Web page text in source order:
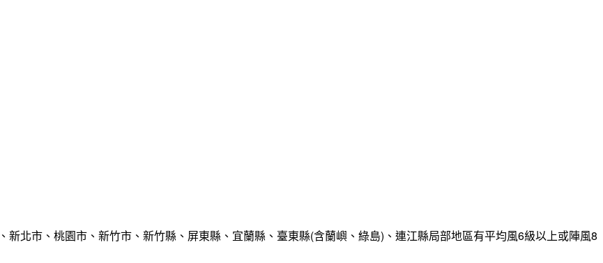
北市、桃園市、新竹市、新竹縣、屏東縣、宜蘭縣、臺東縣(含蘭嶼、綠島)、連江縣局部地區有平均風6級以上或陣風8